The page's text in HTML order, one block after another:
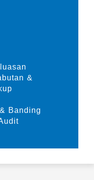
&
Banding